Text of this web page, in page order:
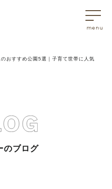
おすすめ公園5選｜子育て世帯に人気
のブログ